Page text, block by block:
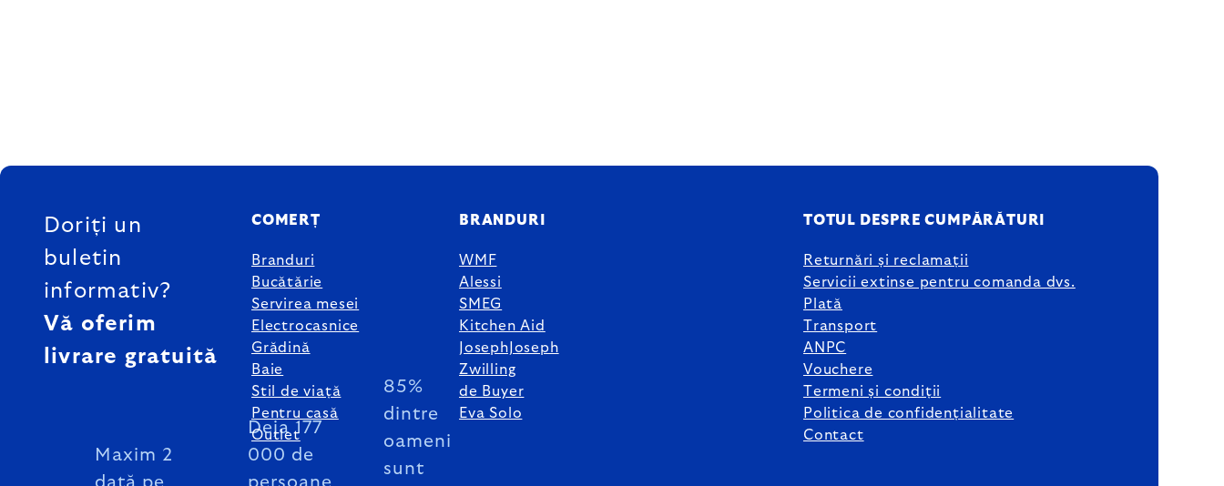
SUBSOL
Doriți un
buletin
informativ?
Vă oferim
livrare gratuită
Maxim 2
dată pe
Deja 177
000 de
persoane
85%
dintre
oameni
sunt
COMERȚ
Branduri
Bucătărie
Servirea mesei
Electrocasnice
Grădină
Baie
Stil de viață
Pentru casă
Outlet
BRANDURI
WMF
Alessi
SMEG
Kitchen Aid
JosephJoseph
Zwilling
de Buyer
Eva Solo
TOTUL DESPRE CUMPĂRĂTURI
Returnări și reclamații
Servicii extinse pentru comanda dvs.
Plată
Transport
ANPC
Vouchere
Termeni și condiții
Politica de confidențialitate
Contact